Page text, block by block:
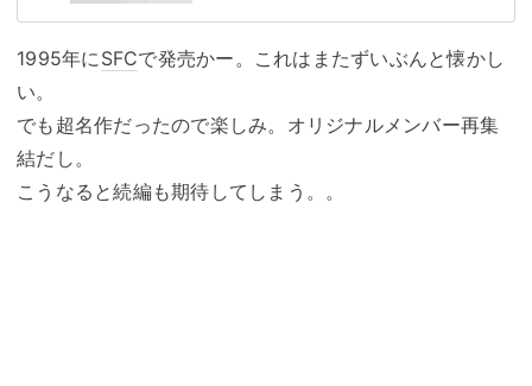
1995年にSFCで発売かー。これはまたずいぶんと懐かし
い。
でも超名作だったので楽しみ。オリジナルメンバー再集
結だし。
こうなると続編も期待してしまう。。